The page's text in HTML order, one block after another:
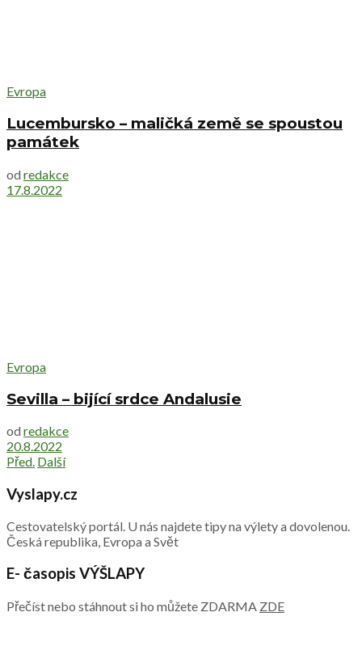
Evropa
Lucembursko – maličká země se spoustou
památek
od redakce
17.8.2022
Evropa
Sevilla – bijící srdce Andalusie
od redakce
20.8.2022
Před. Další
Vyslapy.cz
Cestovatelský portál. U nás najdete tipy na výlety a dovolenou.
Česká republika, Evropa a Svět
E- časopis VÝŠLAPY
Přečíst nebo stáhnout si ho můžete ZDARMA ZDE